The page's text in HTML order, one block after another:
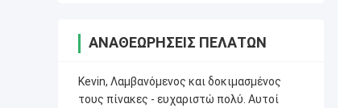
ΑΝΑΘΕΩΡΉΣΕΙΣ ΠΕΛΑΤΏΝ
Kevin, Λαμβανόμενος και δοκιμασμένος
τους πίνακες - ευχαριστώ πολύ. Αυτοί